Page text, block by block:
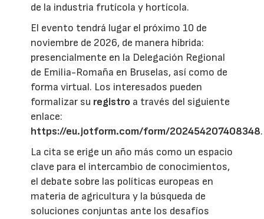
de la industria frutícola y hortícola.
El evento tendrá lugar el próximo 10 de
noviembre de 2026, de manera híbrida:
presencialmente en la Delegación Regional
de Emilia-Romaña en Bruselas, así como de
forma virtual. Los interesados pueden
formalizar su registro a través del siguiente
enlace:
https://eu.jotform.com/form/202454207408348.
La cita se erige un año más como un espacio
clave para el intercambio de conocimientos,
el debate sobre las políticas europeas en
materia de agricultura y la búsqueda de
soluciones conjuntas ante los desafíos